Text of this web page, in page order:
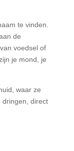
te vinden.
de
voedsel of
je mond, je
waar ze
dringen, direct